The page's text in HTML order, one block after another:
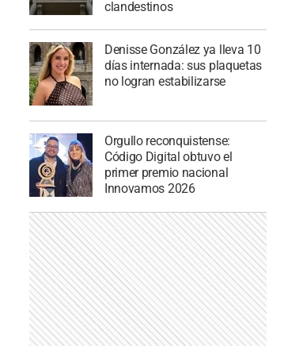
clandestinos
Denisse González ya lleva 10
días internada: sus plaquetas
no logran estabilizarse
Orgullo reconquistense:
Código Digital obtuvo el
primer premio nacional
Innovamos 2026